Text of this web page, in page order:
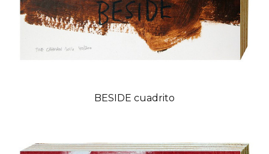
BESIDE cuadrito